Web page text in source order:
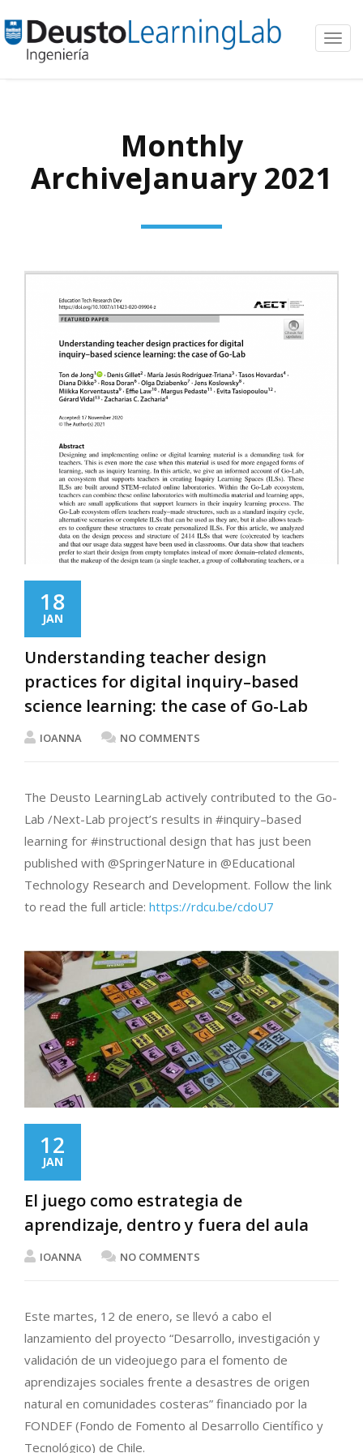
Monthly
ArchiveJanuary 2021
18
JAN
Understanding teacher design
practices for digital inquiry–based
science learning: the case of Go-Lab
IOANNA NO COMMENTS
The Deusto LearningLab actively contributed to the Go-
Lab /Next-Lab project’s results in #inquiry–based
learning for #instructional design that has just been
published with @SpringerNature in @Educational
Technology Research and Development. Follow the link
to read the full article: https://rdcu.be/cdoU7
12
JAN
El juego como estrategia de
aprendizaje, dentro y fuera del aula
IOANNA NO COMMENTS
Este martes, 12 de enero, se llevó a cabo el
lanzamiento del proyecto “Desarrollo, investigación y
validación de un videojuego para el fomento de
aprendizajes sociales frente a desastres de origen
natural en comunidades costeras” financiado por la
FONDEF (Fondo de Fomento al Desarrollo Científico y
Tecnológico) de Chile.